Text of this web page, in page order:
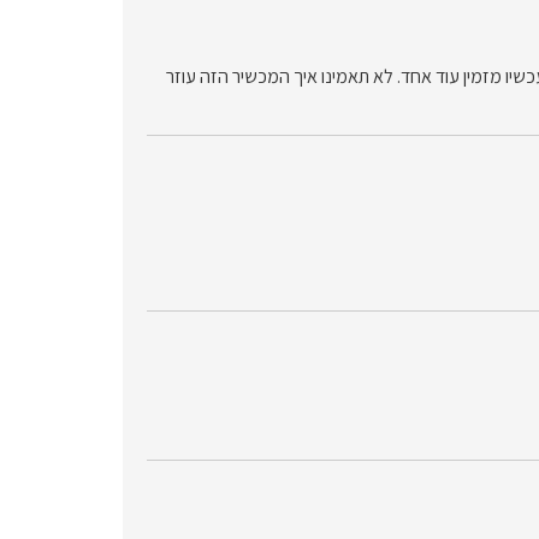
אני עכשיו מזמין עוד אחד. לא תאמינו איך המכשיר הזה עוזר